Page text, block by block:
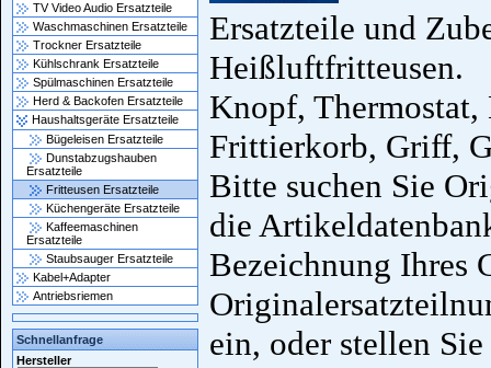
TV Video Audio Ersatzteile
Waschmaschinen Ersatzteile
Trockner Ersatzteile
Kühlschrank Ersatzteile
Spülmaschinen Ersatzteile
Herd & Backofen Ersatzteile
Haushaltsgeräte Ersatzteile
Bügeleisen Ersatzteile
Dunstabzugshauben
Ersatzteile
Fritteusen Ersatzteile
Küchengeräte Ersatzteile
Kaffeemaschinen
Ersatzteile
Staubsauger Ersatzteile
Kabel+Adapter
Antriebsriemen
Schnellanfrage
Hersteller
Ersatzteile und
Heißluftfritteusen.
Knopf,
Frittierkorb, Griff,
Bitte suchen Sie
die
Bezeichnung Ihres
ein, oder stellen